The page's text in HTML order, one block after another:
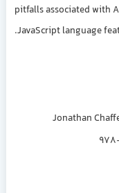
pitfalls
JavaScript